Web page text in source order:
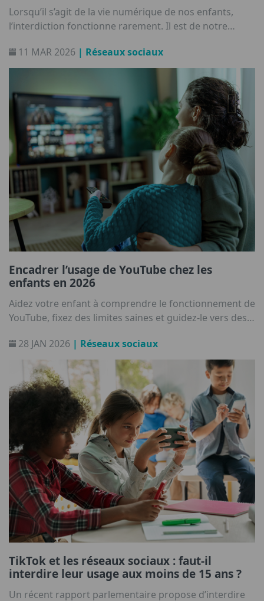
Lorsqu’il s’agit de la vie numérique de nos enfants,
l’interdiction fonctionne rarement. Il est de notre
saine avec la technologie.
11 MAR 2026 | Réseaux sociaux
Encadrer l’usage de YouTube chez les
enfants en 2026
Aidez votre enfant à comprendre le fonctionnement de
YouTube, fixez des limites saines et guidez-le vers des
28 JAN 2026 | Réseaux sociaux
TikTok et les réseaux sociaux : faut-il
interdire leur usage aux moins de 15 ans ?
Un récent rapport parlementaire propose d’interdire